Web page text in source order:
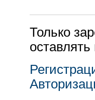
Только